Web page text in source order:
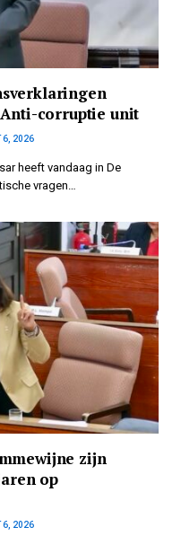
corruptie unit
6, 2026
heeft vandaag in De
vragen…
zijn
op
6, 2026